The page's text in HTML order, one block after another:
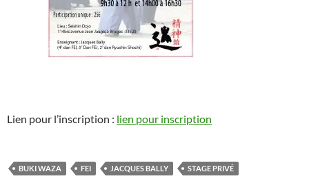
Lien pour l’inscription : lien pour inscription
BUKI WAZA FEI JACQUES BALLY STAGE PRIVÉ